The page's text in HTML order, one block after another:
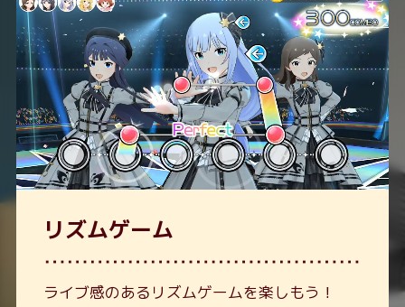
リズムゲーム
ライブ感のあるリズムゲームを楽しもう！